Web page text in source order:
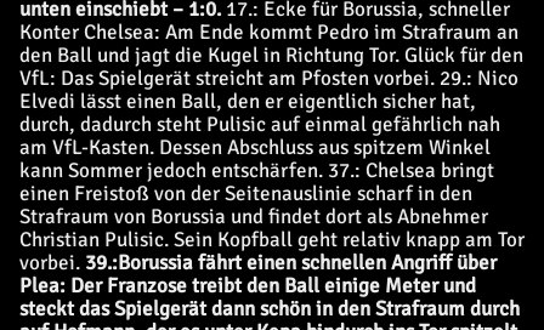
unten einschiebt – 1:0. 17.: Ecke für Borussia, schneller
Konter Chelsea: Am Ende kommt Pedro im Strafraum an
den Ball und jagt die Kugel in Richtung Tor. Glück für den
VfL: Das Spielgerät streicht am Pfosten vorbei. 29.: Nico
Elvedi lässt einen Ball, den er eigentlich sicher hat,
durch, dadurch steht Pulisic auf einmal gefährlich nah
am VfL-Kasten. Dessen Abschluss aus spitzem Winkel
kann Sommer jedoch entschärfen. 37.: Chelsea bringt
einen Freistoß von der Seitenauslinie scharf in den
Strafraum von Borussia und findet dort als Abnehmer
Christian Pulisic. Sein Kopfball geht relativ knapp am Tor
vorbei. 39.:Borussia fährt einen schnellen Angriff über
Plea: Der Franzose treibt den Ball einige Meter und
steckt das Spielgerät dann schön in den Strafraum durch